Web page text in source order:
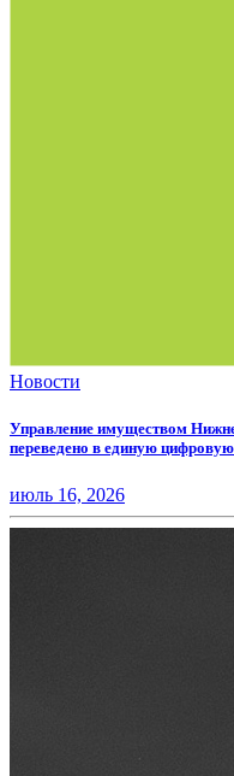
Новости
Управление имуществом
переведено в единую
июль 16, 2026